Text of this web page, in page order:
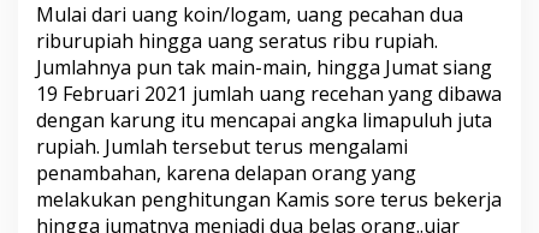
d
a
d
a
V
i
r
a
l
Mulai dari uang koin/logam, uang pecahan dua
riburupiah hingga uang seratus ribu rupiah.
Jumlahnya pun tak main-main, hingga Jumat siang
19 Februari 2021 jumlah uang recehan yang dibawa
dengan karung itu mencapai angka limapuluh juta
rupiah. Jumlah tersebut terus mengalami
penambahan, karena delapan orang yang
melakukan penghitungan Kamis sore terus bekerja
hingga jumatnya menjadi dua belas orang..ujar